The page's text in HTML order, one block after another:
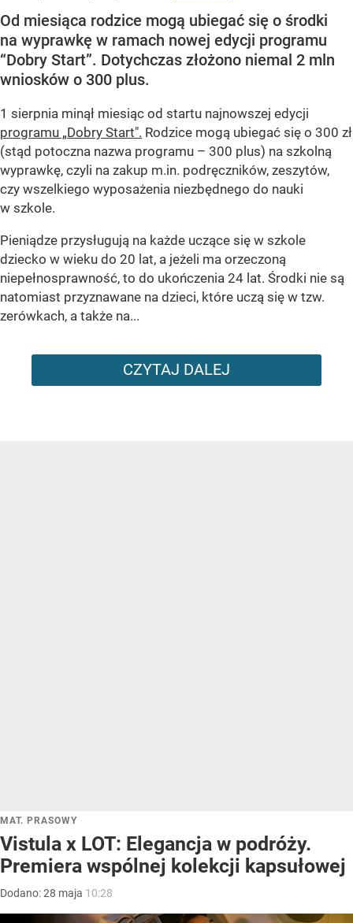
Od miesiąca rodzice mogą ubiegać się o środki
na wyprawkę w ramach nowej edycji programu
“Dobry Start”. Dotychczas złożono niemal 2 mln
wniosków o 300 plus.
1 sierpnia minął miesiąc od startu najnowszej edycji
programu „Dobry Start". Rodzice mogą ubiegać się o 300 zł
(stąd potoczna nazwa programu – 300 plus) na szkolną
wyprawkę, czyli na zakup m.in. podręczników, zeszytów,
czy wszelkiego wyposażenia niezbędnego do nauki
w szkole.
Pieniądze przysługują na każde uczące się w szkole
dziecko w wieku do 20 lat, a jeżeli ma orzeczoną
niepełnosprawność, to do ukończenia 24 lat. Środki nie są
natomiast przyznawane na dzieci, które uczą się w tzw.
zerówkach, a także na...
CZYTAJ DALEJ
MAT. PRASOWY
Vistula x LOT: Elegancja w podróży.
Premiera wspólnej kolekcji kapsułowej
Dodano:28 maja 10:28